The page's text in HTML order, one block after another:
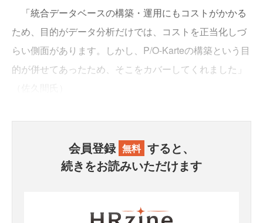
「統合データベースの構築・運用にもコストがかかる
ため、目的がデータ分析だけでは、コストを正当化しづ
らい側面があります。しかし、P/O-Karteの構築という目
的が併せてあったため、そこをカバーしてくれました」
会員登録 無料 すると、
続きをお読みいただけます